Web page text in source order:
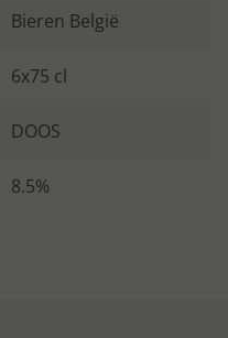
Bieren België
6x75 cl
DOOS
8.5%